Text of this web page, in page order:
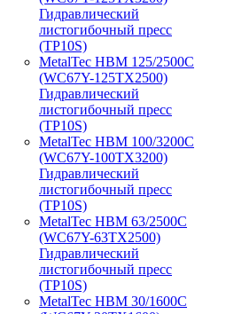
Гидравлический
листогибочный пресс
(TP10S)
MetalTec HBM 125/2500C
(WC67Y-125TX2500)
Гидравлический
листогибочный пресс
(TP10S)
MetalTec HBM 100/3200C
(WC67Y-100TX3200)
Гидравлический
листогибочный пресс
(TP10S)
MetalTec HBM 63/2500C
(WC67Y-63TX2500)
Гидравлический
листогибочный пресс
(TP10S)
MetalTec HBM 30/1600C